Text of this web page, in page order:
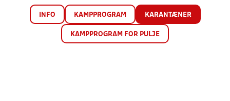
INFO KAMPPROGRAM KARANTÆNER
KAMPPROGRAM FOR PULJE